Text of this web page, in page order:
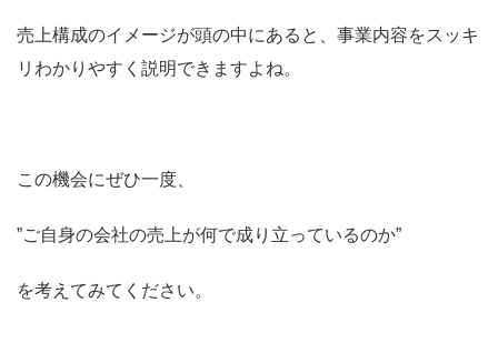
売上構成のイメージが頭の中にあると、事業内容をスッキ
リわかりやすく説明できますよね。
この機会にぜひ一度、
”ご自身の会社の売上が何で成り立っているのか”
を考えてみてください。